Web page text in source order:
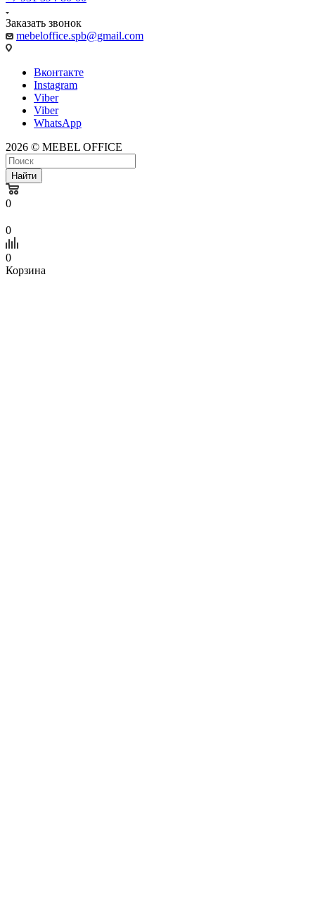
Заказать звонок
mebeloffice.spb@gmail.com
Вконтакте
Instagram
Viber
Viber
WhatsApp
2026 © MEBEL OFFICE
Найти
0
0
0
Корзина